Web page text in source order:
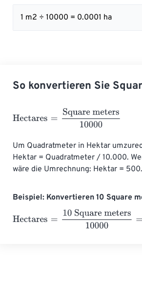
1 m2 ÷ 10000 = 0.0001 ha
So konvertieren Sie
Hectares Square meters10000
Um Quadratmeter in Hektar
Hektar = Quadratmeter / 10.000.
wäre die Umrechnung: Hektar =
Beispiel: Konvertieren 10 Square
Hectares
10 Square meters10000